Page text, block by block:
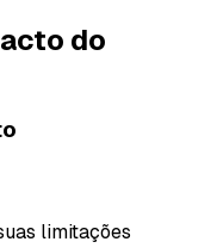
do
limitações